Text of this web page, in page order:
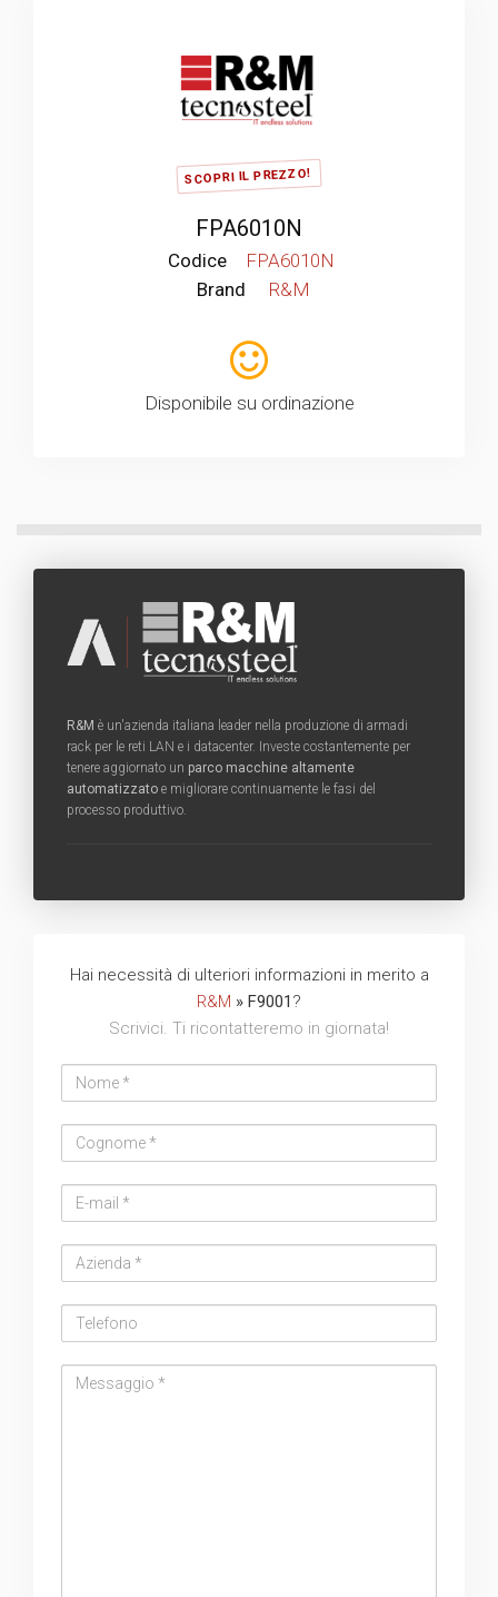
SCOPRI IL PREZZO!
FPA6010N
Codice
FPA6010N
Brand
R&M
Disponibile su ordinazione
R&M è un'azienda italiana leader nella produzione di armadi
rack per le reti LAN e i datacenter. Investe costantemente per
tenere aggiornato un parco macchine altamente
automatizzato e migliorare continuamente le fasi del
processo produttivo.
Hai necessità di ulteriori informazioni in merito a
R&M » F9001 ?
Scrivici. Ti ricontatteremo in giornata!
address